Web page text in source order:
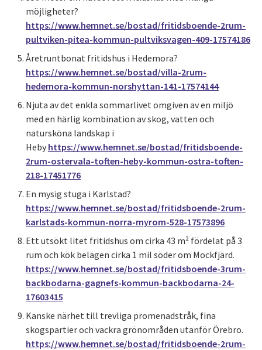
möjligheter?
https://www.hemnet.se/bostad/fritidsboende-2rum-
pultviken-pitea-kommun-pultviksvagen-409-17574186
Åretruntbonat fritidshus i Hedemora?
https://www.hemnet.se/bostad/villa-2rum-
hedemora-kommun-norshyttan-141-17574144
Njuta av det enkla sommarlivet omgiven av en miljö
med en härlig kombination av skog, vatten och
natursköna landskap i
Heby https://www.hemnet.se/bostad/fritidsboende-
2rum-ostervala-toften-heby-kommun-ostra-toften-
218-17451776
En mysig stuga i Karlstad?
https://www.hemnet.se/bostad/fritidsboende-2rum-
karlstads-kommun-norra-myrom-528-17573896
Ett utsökt litet fritidshus om cirka 43 m² fördelat på 3
rum och kök belägen cirka 1 mil söder om Mockfjärd.
https://www.hemnet.se/bostad/fritidsboende-3rum-
backbodarna-gagnefs-kommun-backbodarna-24-
17603415
Kanske närhet till trevliga promenadstråk, fina
skogspartier och vackra grönområden utanför Örebro.
https://www.hemnet.se/bostad/fritidsboende-2rum-